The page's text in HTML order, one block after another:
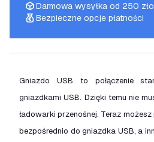
Darmowa wysyłka od 250
Bezpieczne opcje płatności
Gniazdo USB to połączenie
gniazdkami USB. Dzięki temu nie
ładowarki przenośnej. Teraz możesz
bezpośrednio do gniazdka USB, a